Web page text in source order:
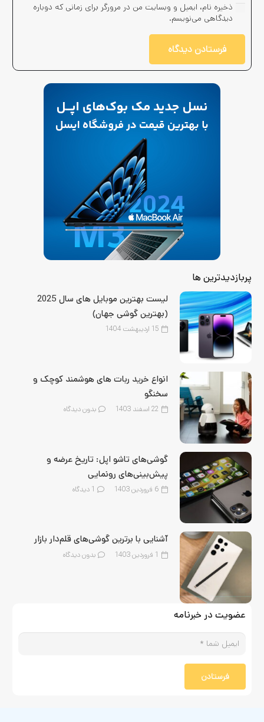
ذخیره نام، ایمیل و وبسایت من در مرورگر برای زمانی که دوباره
دیدگاهی می‌نویسم.
فرستادن دیدگاه
پربازدیدترین ها
لیست بهترین موبایل‌ های سال 2025
(بهترین گوشی جهان)
15 اردیبهشت 1404
انواع خرید ربات های هوشمند کوچک و
سخنگو
22 اسفند 1403 بدون دیدگاه
گوشی‌های تاشو اپل: تاریخ عرضه و
پیش‌بینی‌های رونمایی
6 فروردین 1403 1 دیدگاه
آشنایی با برترین گوشی‌های قلم‌‌دار بازار
1 فروردین 1403 بدون دیدگاه
عضویت در خبرنامه
فرستادن